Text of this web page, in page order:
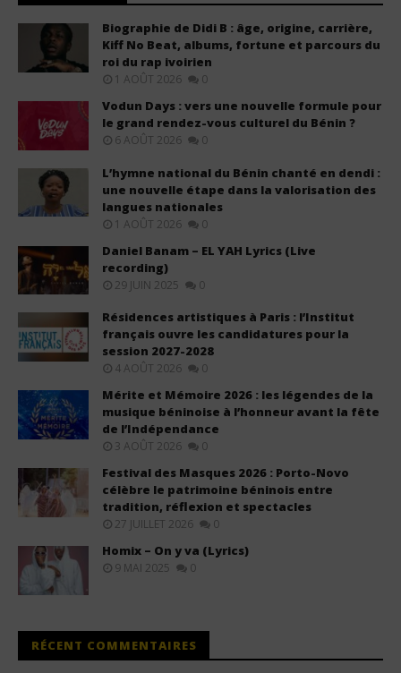
Biographie de Didi B : âge, origine, carrière,
Kiff No Beat, albums, fortune et parcours du
roi du rap ivoirien
1 AOÛT 2026 0
Vodun Days : vers une nouvelle formule pour
le grand rendez-vous culturel du Bénin ?
6 AOÛT 2026 0
L’hymne national du Bénin chanté en dendi :
une nouvelle étape dans la valorisation des
langues nationales
1 AOÛT 2026 0
Daniel Banam – EL YAH Lyrics (Live
recording)
29 JUIN 2025 0
Résidences artistiques à Paris : l’Institut
français ouvre les candidatures pour la
session 2027-2028
4 AOÛT 2026 0
Mérite et Mémoire 2026 : les légendes de la
musique béninoise à l’honneur avant la fête
de l’Indépendance
3 AOÛT 2026 0
Festival des Masques 2026 : Porto-Novo
célèbre le patrimoine béninois entre
tradition, réflexion et spectacles
27 JUILLET 2026 0
Homix – On y va (Lyrics)
9 MAI 2025 0
RÉCENT COMMENTAIRES